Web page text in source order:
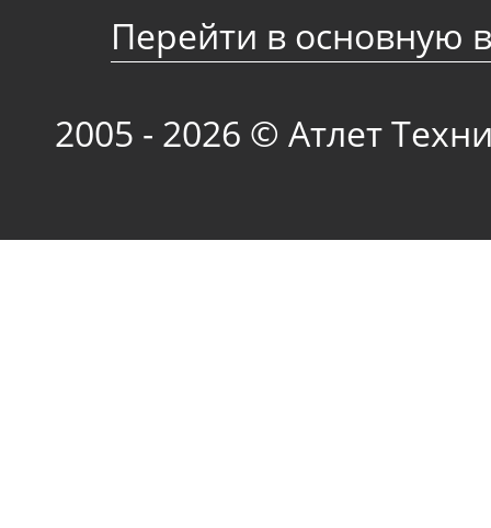
Перейти в основную
2005 - 2026 © Атлет